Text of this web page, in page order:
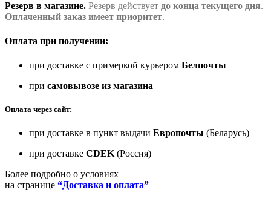
Резерв в магазине. Резерв действует до конца текущего дня.
Оплаченный заказ имеет приоритет.
Оплата при получении:
при доставке с примеркой курьером Белпочты
при самовывозе из магазина
Оплата через сайт:
при доставке в пункт выдачи Европочты (Беларусь)
при доставке CDEK (Россия)
Более подробно о условиях
на странице “Доставка и оплата”